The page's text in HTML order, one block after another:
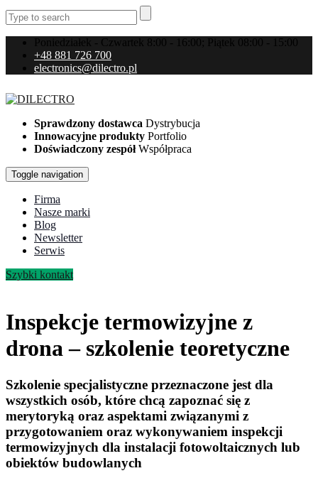
Poniedziałek - Czwartek 8:00 - 16:00; Piątek 08:00 - 15:00
+48 881 726 700
electronics@dilectro.pl
Sprawdzony dostawca Dystrybucja
Innowacyjne produkty Portfolio
Doświadczony zespół Współpraca
Toggle navigation
Firma
Nasze marki
Blog
Newsletter
Serwis
Szybki kontakt
Inspekcje termowizyjne z
drona – szkolenie teoretyczne
Szkolenie specjalistyczne przeznaczone jest dla
wszystkich osób, które chcą zapoznać się z
merytoryką oraz aspektami związanymi z
przygotowaniem oraz wykonywaniem inspekcji
termowizyjnych dla instalacji fotowoltaicznych lub
obiektów budowlanych